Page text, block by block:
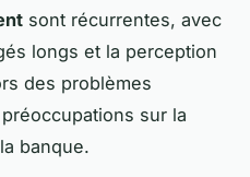
sont récurrentes, avec
longs et la perception
des problèmes
sur la
banque.